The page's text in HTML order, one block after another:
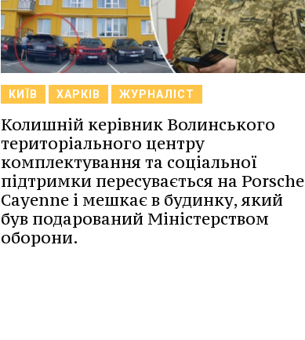
КИЇВ ХАРКІВ ЖУРНАЛІСТ
Колишній керівник Волинського
територіального центру
комплектування та соціальної
підтримки пересувається на Porsche
Cayenne і мешкає в будинку, який
був подарований Міністерством
оборони.